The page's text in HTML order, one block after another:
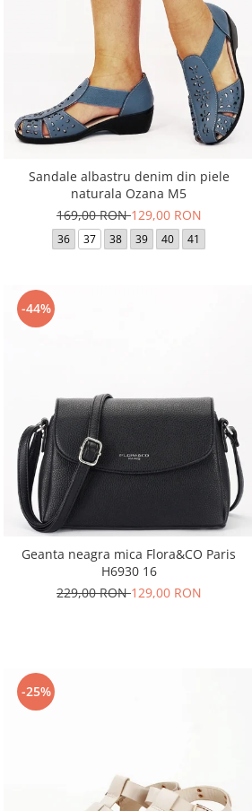
Sandale albastru denim din piele
naturala Ozana M5
169,00 RON129,00 RON
36 37 38 39 40 41
-44%
Geanta neagra mica Flora&CO Paris
H6930 16
229,00 RON129,00 RON
-25%